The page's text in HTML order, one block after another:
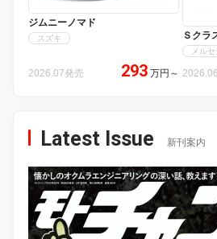
ジムニーノマド
スズキ
2026.07発売 293 万円 ～
Ｓクラ
メル
Latest Issue 新刊案内